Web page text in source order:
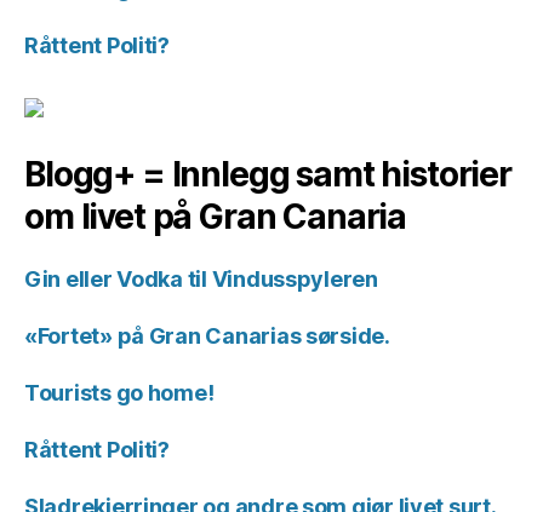
Råttent Politi?
Blogg+ = Innlegg samt historier
om livet på Gran Canaria
Gin eller Vodka til Vindusspyleren
«Fortet» på Gran Canarias sørside.
Tourists go home!
Råttent Politi?
Sladrekjerringer og andre som gjør livet surt.